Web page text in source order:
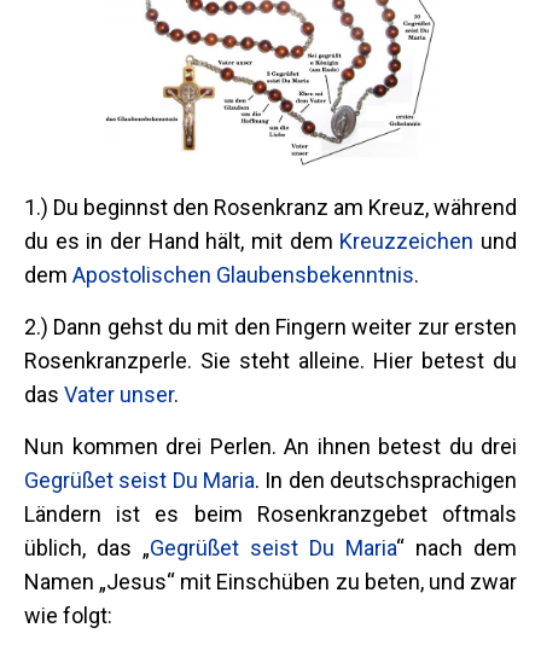
1.) Du beginnst den Rosenkranz am Kreuz, während
du es in der Hand hält, mit dem Kreuzzeichen und
dem Apostolischen Glaubensbekenntnis.
2.) Dann gehst du mit den Fingern weiter zur ersten
Rosenkranzperle. Sie steht alleine. Hier betest du
das Vater unser.
Nun kommen drei Perlen. An ihnen betest du drei
Gegrüßet seist Du Maria. In den deutschsprachigen
Ländern ist es beim Rosenkranzgebet oftmals
üblich, das „Gegrüßet seist Du Maria“ nach dem
Namen „Jesus“ mit Einschüben zu beten, und zwar
wie folgt: